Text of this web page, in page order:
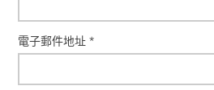
電子郵件地址*